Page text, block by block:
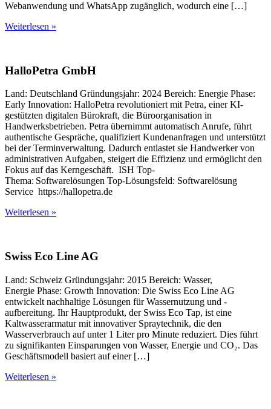
Webanwendung und WhatsApp zugänglich, wodurch eine […]
Weiterlesen »
HalloPetra GmbH
Land: Deutschland Gründungsjahr: 2024 Bereich: Energie Phase:
Early Innovation: HalloPetra revolutioniert mit Petra, einer KI-
gestützten digitalen Bürokraft, die Büroorganisation in
Handwerksbetrieben. Petra übernimmt automatisch Anrufe, führt
authentische Gespräche, qualifiziert Kundenanfragen und unterstützt
bei der Terminverwaltung. Dadurch entlastet sie Handwerker von
administrativen Aufgaben, steigert die Effizienz und ermöglicht den
Fokus auf das Kerngeschäft. ISH Top-
Thema: Softwarelösungen Top-Lösungsfeld: Softwarelösung
Service https://hallopetra.de
Weiterlesen »
Swiss Eco Line AG
Land: Schweiz Gründungsjahr: 2015 Bereich: Wasser,
Energie Phase: Growth Innovation: Die Swiss Eco Line AG
entwickelt nachhaltige Lösungen für Wassernutzung und -
aufbereitung. Ihr Hauptprodukt, der Swiss Eco Tap, ist eine
Kaltwasserarmatur mit innovativer Spraytechnik, die den
Wasserverbrauch auf unter 1 Liter pro Minute reduziert. Dies führt
zu signifikanten Einsparungen von Wasser, Energie und CO₂. Das
Geschäftsmodell basiert auf einer […]
Weiterlesen »